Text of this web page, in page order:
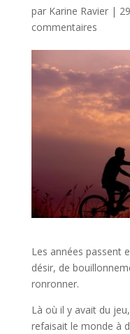
par Karine Ravier|
commentaires
Les années passent
désir, de
ronronner.
Là où il y avait du
refaisait le monde à